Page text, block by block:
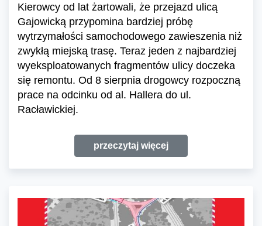
Kierowcy od lat żartowali, że przejazd ulicą
Gajowicką przypomina bardziej próbę
wytrzymałości samochodowego zawieszenia niż
zwykłą miejską trasę. Teraz jeden z najbardziej
wyeksploatowanych fragmentów ulicy doczeka
się remontu. Od 8 sierpnia drogowcy rozpoczną
prace na odcinku od al. Hallera do ul.
Racławickiej.
przeczytaj więcej